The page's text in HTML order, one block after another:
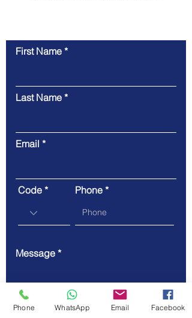
Contact Us
First Name
Last Name
Email
Code Phone
Message
Phone WhatsApp Email Facebook